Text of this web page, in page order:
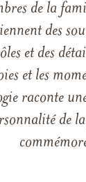
de la
des
et des
et les
raconte
de